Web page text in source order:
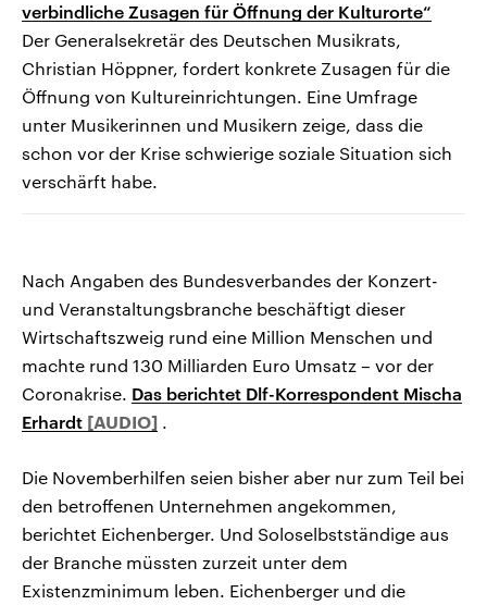
verbindliche Zusagen für Öffnung der Kulturorte“
Der Generalsekretär des Deutschen Musikrats,
Christian Höppner, fordert konkrete Zusagen für die
Öffnung von Kultureinrichtungen. Eine Umfrage
unter Musikerinnen und Musikern zeige, dass die
schon vor der Krise schwierige soziale Situation sich
verschärft habe.
Nach Angaben des Bundesverbandes der Konzert-
und Veranstaltungsbranche beschäftigt dieser
Wirtschaftszweig rund eine Million Menschen und
machte rund 130 Milliarden Euro Umsatz – vor der
Coronakrise. Das berichtet Dlf-Korrespondent Mischa
Erhardt
.
Die Novemberhilfen seien bisher aber nur zum Teil bei
den betroffenen Unternehmen angekommen,
berichtet Eichenberger. Und Soloselbstständige aus
der Branche müssten zurzeit unter dem
Existenzminimum leben. Eichenberger und die